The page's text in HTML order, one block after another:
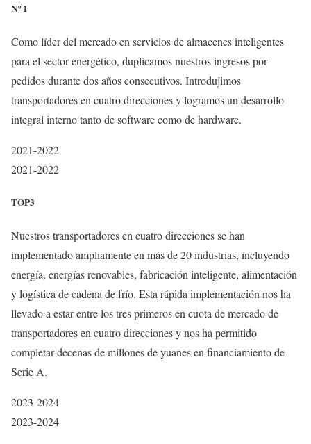
Nº 1
Como líder del mercado en servicios de almacenes inteligentes
para el sector energético, duplicamos nuestros ingresos por
pedidos durante dos años consecutivos. Introdujimos
transportadores en cuatro direcciones y logramos un desarrollo
integral interno tanto de software como de hardware.
2021-2022
2021-2022
TOP3
Nuestros transportadores en cuatro direcciones se han
implementado ampliamente en más de 20 industrias, incluyendo
energía, energías renovables, fabricación inteligente, alimentación
y logística de cadena de frío. Esta rápida implementación nos ha
llevado a estar entre los tres primeros en cuota de mercado de
transportadores en cuatro direcciones y nos ha permitido
completar decenas de millones de yuanes en financiamiento de
Serie A.
2023-2024
2023-2024